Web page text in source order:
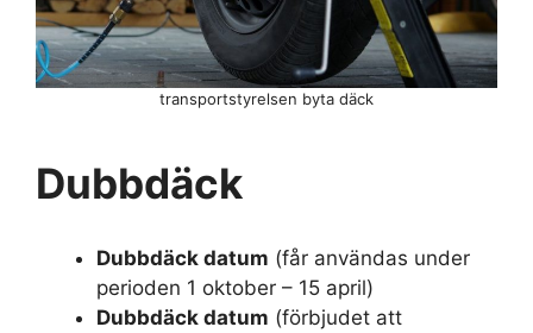
transportstyrelsen byta däck
Dubbdäck
Dubbdäck datum (får användas under
perioden 1 oktober – 15 april)
Dubbdäck datum (förbjudet att